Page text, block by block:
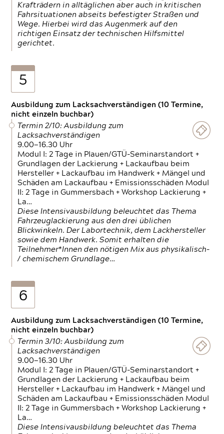
Krafträdern in alltäglichen aber auch in kritischen
Fahrsituationen abseits befestigter Straßen und
Wege. Hierbei wird das Augenmerk auf den
richtigen Einsatz der technischen Hilfsmittel
gerichtet.
5
Ausbildung zum Lacksachverständigen (10 Termine,
nicht einzeln buchbar)
Termin 2/10: Ausbildung zum
Lacksachverständigen
9.00—16.30 Uhr
Modul I: 2 Tage in Plauen/GTÜ-Seminarstandort +
Grundlagen der Lackierung + Lackaufbau beim
Hersteller + Lackaufbau im Handwerk + Mängel und
Schäden am Lackaufbau + Emissionsschäden Modul
II: 2 Tage in Gummersbach + Workshop Lackierung +
La…
Diese Intensivausbildung beleuchtet das Thema
Fahrzeuglackierung aus den drei üblichen
Blickwinkeln. Der Labortechnik, dem Lackhersteller
sowie dem Handwerk. Somit erhalten die
Teilnehmer*Innen den nötigen Mix aus physikalisch-
/ chemischem Grundlage…
6
Ausbildung zum Lacksachverständigen (10 Termine,
nicht einzeln buchbar)
Termin 3/10: Ausbildung zum
Lacksachverständigen
9.00—16.30 Uhr
Modul I: 2 Tage in Plauen/GTÜ-Seminarstandort +
Grundlagen der Lackierung + Lackaufbau beim
Hersteller + Lackaufbau im Handwerk + Mängel und
Schäden am Lackaufbau + Emissionsschäden Modul
II: 2 Tage in Gummersbach + Workshop Lackierung +
La…
Diese Intensivausbildung beleuchtet das Thema